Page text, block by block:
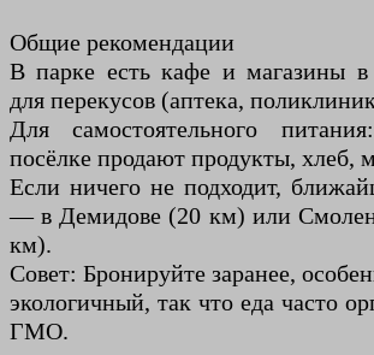
Общие рекомендации
В парке есть кафе и магазины в
для перекусов (аптека,
Для самостоятельного
посёлке продают продукты, хлеб,
Если ничего не подходит,
— в Демидове (20 км) или
км).
Совет: Бронируйте заранее,
экологичный, так что еда часто
ГМО.